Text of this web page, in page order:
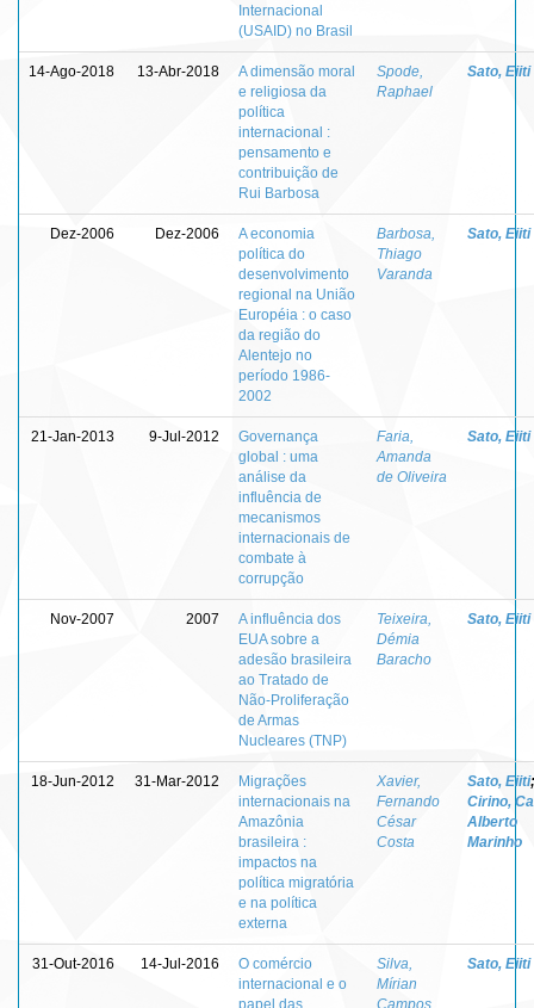
Internacional
(USAID) no Brasil
14-Ago-2018 13-Abr-2018
A dimensão moral
e religiosa da
política
internacional :
pensamento e
contribuição de
Rui Barbosa
Spode,
Raphael
Sato, Eiiti
Dez-2006 Dez-2006
A economia
política do
desenvolvimento
regional na União
Européia : o caso
da região do
Alentejo no
período 1986-
2002
Barbosa,
Thiago
Varanda
Sato, Eiiti
21-Jan-2013 9-Jul-2012
Governança
global : uma
análise da
influência de
mecanismos
internacionais de
combate à
corrupção
Faria,
Amanda
de Oliveira
Sato, Eiiti
Nov-2007 2007
A influência dos
EUA sobre a
adesão brasileira
ao Tratado de
Não-Proliferação
de Armas
Nucleares (TNP)
Teixeira,
Démia
Baracho
Sato, Eiiti
18-Jun-2012 31-Mar-2012
Migrações
internacionais na
Amazônia
brasileira :
impactos na
política migratória
e na política
externa
Xavier,
Fernando
César
Costa
Sato, Eiiti;
Cirino,
Alberto
Marinho
31-Out-2016 14-Jul-2016
O comércio
internacional e o
papel das
Silva,
Mírian
Campos
Sato, Eiiti